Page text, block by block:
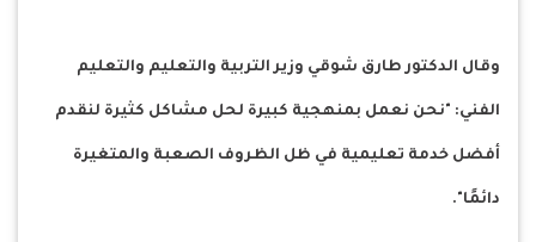
وقال الدكتور طارق شوقي وزير التربية والتعليم والتعليم
الفني: "نحن نعمل بمنهجية كبيرة لحل مشاكل كثيرة لنقدم
أفضل خدمة تعليمية في ظل الظروف الصعبة والمتغيرة
دائمًا".